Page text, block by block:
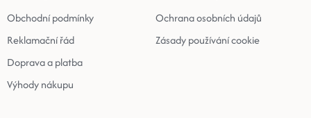
Obchodní podmínky
Reklamační řád
Doprava a platba
Výhody nákupu
Ochrana osobních údajů
Zásady používání cookie